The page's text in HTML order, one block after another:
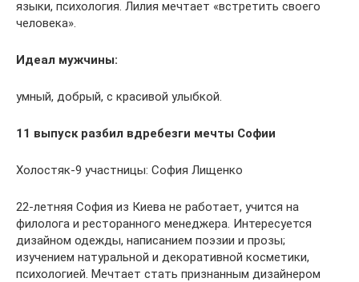
языки, психология. Лилия мечтает «встретить своего
человека».
Идеал мужчины:
умный, добрый, с красивой улыбкой.
11 выпуск разбил вдребезги мечты Софии
Холостяк-9 участницы: София Лищенко
22-летняя София из Киева не работает, учится на
филолога и ресторанного менеджера. Интересуется
дизайном одежды, написанием поэзии и прозы;
изучением натуральной и декоративной косметики,
психологией. Мечтает стать признанным дизайнером